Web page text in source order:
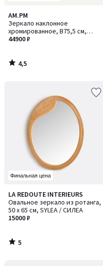
AM.PM
Зеркало наклонное
хромированное, В75,5 см,
Cassandre / Кассандр
44900 ₽
4,5
/ 5
4,5
/
Финальная цена
LA REDOUTE INTERIEURS
Овальное зеркало из ротанга,
50 x 65 см, SYLEA / СИЛЕА
15000 ₽
5
/
5
5
/